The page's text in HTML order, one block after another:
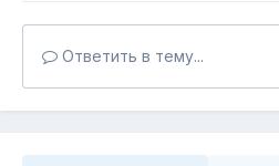
Ответить в тему...